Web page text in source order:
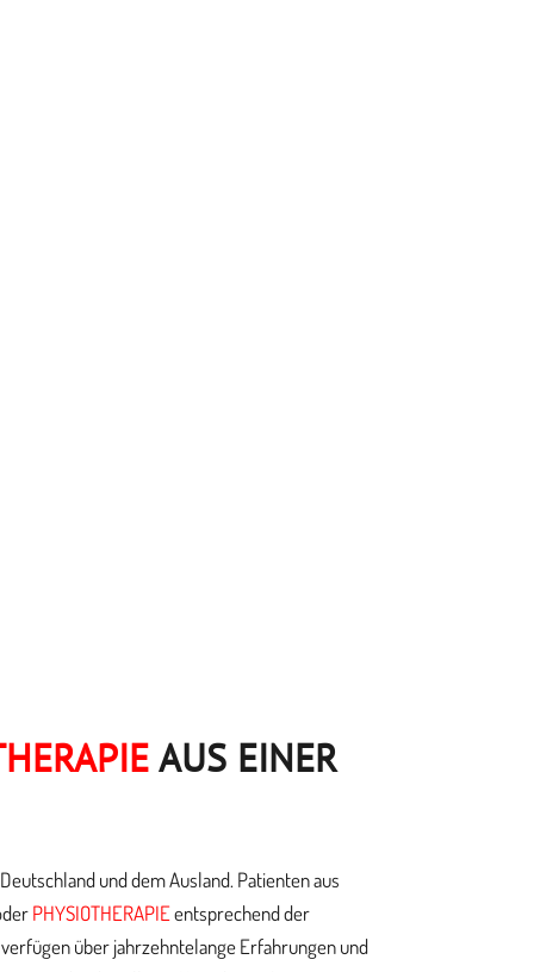
AUS EINER
und dem Ausland. Patienten aus
PHYSIOTHERAPIEentsprechend der
verfügen über jahrzehntelange Erfahrungen und